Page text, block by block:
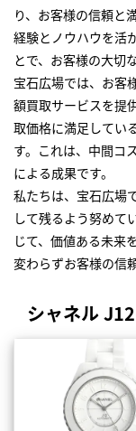
り、お客様の信頼と
経験とノウハウを活
とで、お客様の大切
宝石広場では、お客
額買取サービスを提
取価格に満足してい
す。これは、中間コ
による成果です。
私たちは、宝石広場
して残るよう努めて
じて、価値ある未来
変わらずお客様の信
シャネル